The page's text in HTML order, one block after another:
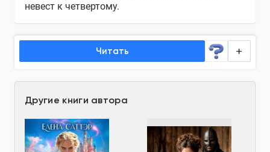
невест к четвертому.
Читать
Другие книги автора